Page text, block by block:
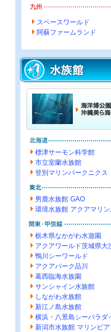
スペースワールド
阿蘇ファームランド
標津サーモン科学館
市立室蘭水族館
登別マリンパークニクス
男鹿水族館 GAO
環境水族館 アクアマリン
栃木県なかがわ水遊園
アクアワールド茨城県大
鴨川シーワールド
アクアパーク品川
葛西臨海水族園
サンシャイン水族館
しながわ水族館
新江ノ島水族館
横浜・八景島シーパラダ
新潟市水族館 マリンピ